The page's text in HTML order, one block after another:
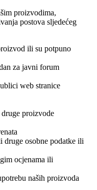
proizvodima,
postova sljedećeg
ili su potpuno
za javni forum
web stranice
proizvode
druge osobne podatke ili
ocjenama ili
naših proizvoda